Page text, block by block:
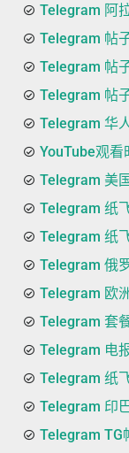
Telegram 阿
Telegram 帖
Telegram 帖
Telegram 帖
Telegram 华
YouTube观
Telegram 美
Telegram 纸
Telegram 纸
Telegram 俄
Telegram 欧
Telegram 套
Telegram 电
Telegram 纸
Telegram 印
Telegram TG